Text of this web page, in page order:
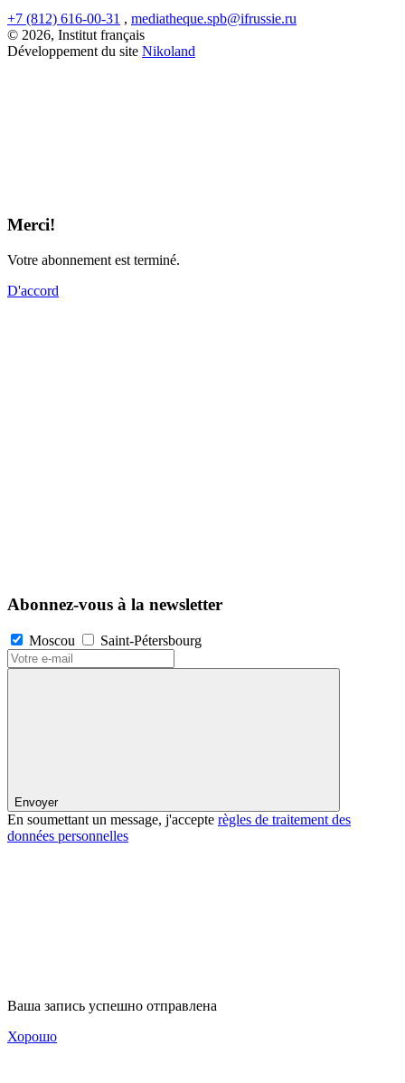
+7 (812) 616-00-31 , mediatheque.spb@ifrussie.ru
© 2026, Institut français
Développement du site Nikoland
Merci!
Votre abonnement est terminé.
D'accord
Abonnez-vous à la newsletter
Moscou Saint-Pétersbourg
Envoyer
En soumettant un message, j'accepte règles de traitement des
données personnelles
Ваша запись успешно отправлена
Хорошо